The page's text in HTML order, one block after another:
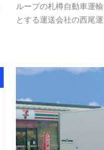
ループの札樽自動車運
とする運送会社の西尾